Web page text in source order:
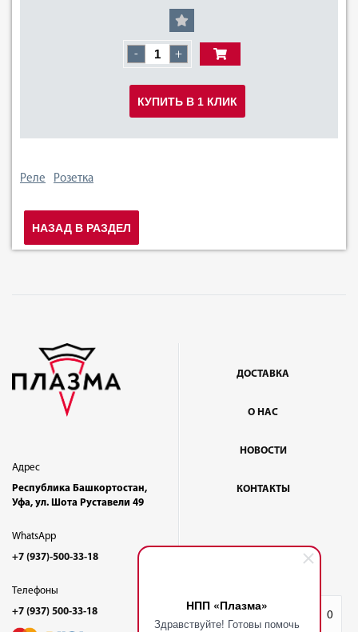
НПП «Плазма»
Здравствуйте! Готовы помочь
0
- +
КУПИТЬ В 1 КЛИК
Реле Розетка
НАЗАД В РАЗДЕЛ
Адрес
Республика Башкортостан,
Уфа, ул. Шота Руставели 49
WhatsApp
+7 (937)-500-33-18
Телефоны
+7 (937) 500-33-18
ДОСТАВКА
О НАС
НОВОСТИ
КОНТАКТЫ